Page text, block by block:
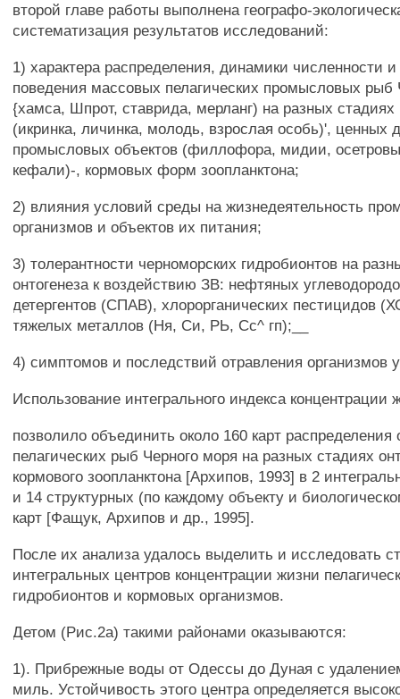
второй главе работы выполнена географо-
систематизация результатов исследований:
1) характера распределения, динамики численности
поведения массовых пелагических промысловых рыб
{хамса, Шпрот, ставрида, мерланг) на разных стадиях
(икринка, личинка, молодь, взрослая особь)', ценных
промысловых объектов (филлофора, мидии,
кефали)-, кормовых форм зоопланктона;
2) влияния условий среды на жизнедеятельность
организмов и объектов их питания;
3) толерантности черноморских гидробионтов на
онтогенеза к воздействию ЗВ: нефтяных
детергентов (СПАВ), хлорорганических пестицидов
тяжелых металлов (Ня, Си, РЬ, Сс^ гп);__
4) симптомов и последствий отравления организмов
Использование интегрального индекса
позволило объединить около 160 карт распределения
пелагических рыб Черного моря на разных стадиях
кормового зоопланктона [Архипов, 1993] в 2
и 14 структурных (по каждому объекту и
карт [Фащук, Архипов и др., 1995].
После их анализа удалось выделить и исследовать
интегральных центров концентрации жизни
гидробионтов и кормовых организмов.
Детом (Рис.2а) такими районами оказываются:
1). Прибрежные воды от Одессы до Дуная с
миль. Устойчивость этого центра определяется